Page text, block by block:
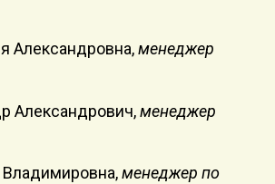
Александровна,менеджер
Александрович,менеджер
менеджер по